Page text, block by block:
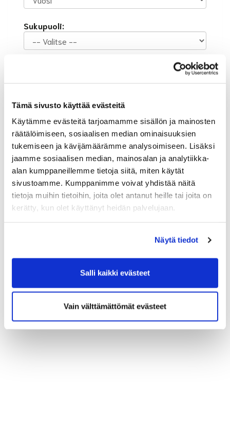
Tämä sivusto käyttää evästeitä
Käytämme evästeitä tarjoamamme sisällön ja mainosten
räätälöimiseen, sosiaalisen median ominaisuuksien
tukemiseen ja kävijämäärämme analysoimiseen. Lisäksi
jaamme sosiaalisen median, mainosalan ja analytiikka-
alan kumppaneillemme tietoja siitä, miten käytät
sivustoamme. Kumppanimme voivat yhdistää näitä
tietoja muihin tietoihin, joita olet antanut heille tai joita on
kerätty, kun olet käyttänyt heidän palvelujaan.
Näytä tiedot
Salli kaikki evästeet
Vain välttämättömät evästeet
Sukupuoli:
Rekisteröidy
Olen lukenut
tietosuojaselosteen
henkilötietojeni käsittelyn (*)
(*) Tieto on pakollinen